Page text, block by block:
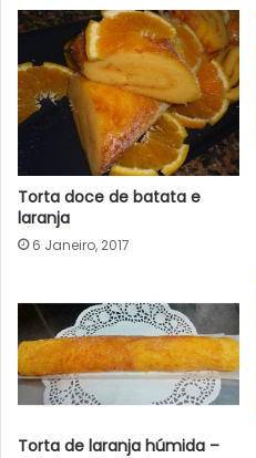
Torta doce de batata e
laranja
6 Janeiro, 2017
Torta de laranja húmida –